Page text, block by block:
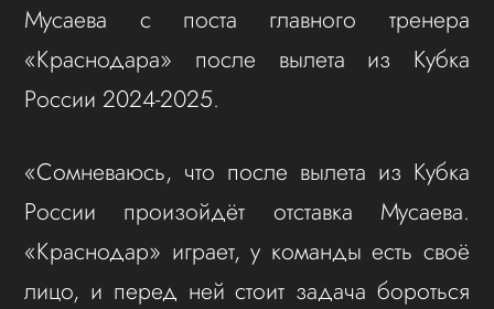
Мусаева с поста главного тренера
«Краснодара» после вылета из Кубка
России 2024-2025.
«Сомневаюсь, что после вылета из Кубка
России произойдёт отставка Мусаева.
«Краснодар» играет, у команды есть своё
лицо, и перед ней стоит задача бороться